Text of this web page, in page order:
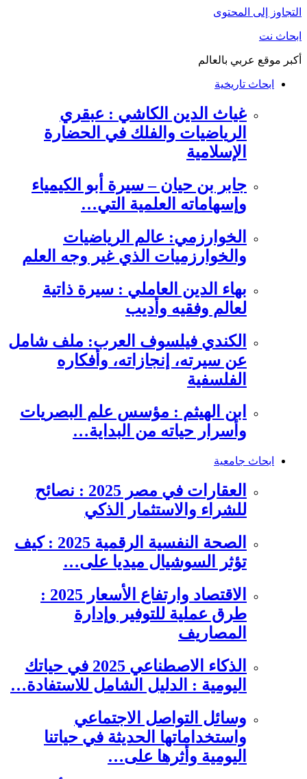
التجاوز إلى المحتوى
ابحاث نت
أكبر موقع عربي بالعالم
ابحاث تاريخية
غياث الدين الكاشي : عبقري
الرياضيات والفلك في الحضارة
الإسلامية
جابر بن حيان – سيرة أبو الكيمياء
وإسهاماته العلمية التي…
الخوارزمي: عالم الرياضيات
والخوارزميات الذي غير وجه العلم
بهاء الدين العاملي : سيرة ذاتية
لعالم وفقيه وأديب
الكندي فيلسوف العرب: ملف شامل
عن سيرته، إنجازاته، وأفكاره
الفلسفية
ابن الهيثم : مؤسس علم البصريات
وأسرار حياته من البداية…
ابحاث جامعية
العقارات في مصر 2025 : نصائح
للشراء والاستثمار الذكي
الصحة النفسية الرقمية 2025 : كيف
تؤثر السوشيال ميديا على…
الاقتصاد وارتفاع الأسعار 2025 :
طرق عملية للتوفير وإدارة
المصاريف
الذكاء الاصطناعي 2025 في حياتك
اليومية : الدليل الشامل للاستفادة…
وسائل التواصل الاجتماعي
واستخداماتها الحديثة في حياتنا
اليومية وأثرها على…